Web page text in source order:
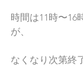
時間は11時〜16
が、
なくなり次第終